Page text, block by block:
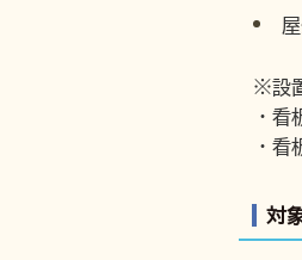
※設
・看
・看
対